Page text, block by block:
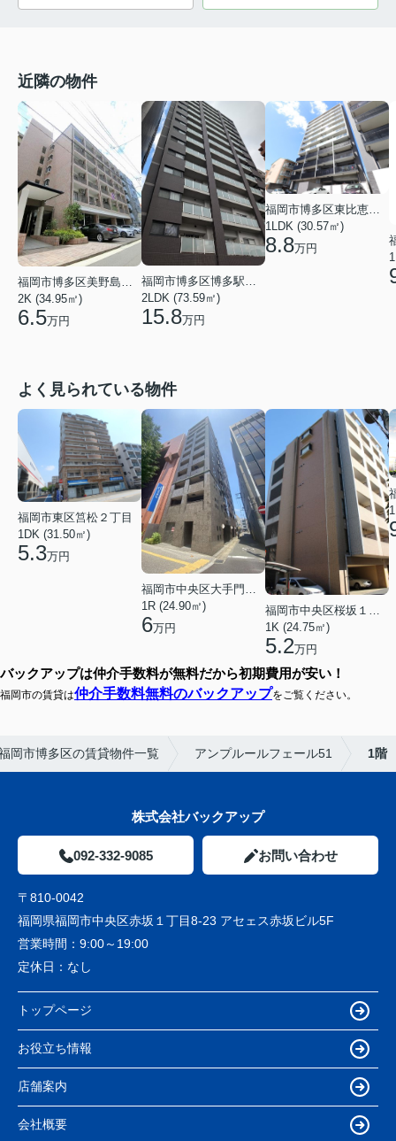
近隣の物件
2K (34.95㎡)
6.5万円
福岡市博多区博多駅南２丁目
2LDK (73.59㎡)
15.8万円
1LDK (30.57㎡)
8.8万円
よく見られている物件
福岡市東区筥松２丁目
1DK (31.50㎡)
5.3万円
福岡市中央区大手門３丁目
1R (24.90㎡)
6万円
1K (24.75㎡)
5.2万円
バックアップは仲介手数料が無料だから初期費用が安い！
福岡市の賃貸は仲介手数料無料のバックアップをご覧ください。
岡市博多区の賃貸物件一覧 アンプルールフェール51 1階
株式会社バックアップ
092-332-9085 お問い合わせ
〒810-0042
福岡県福岡市中央区赤坂１丁目8-23 アセェス赤坂ビル5F
営業時間： 9:00～19:00
定休日： なし
トップページ
お役立ち情報
店舗案内
会社概要